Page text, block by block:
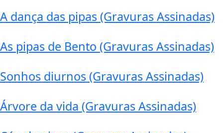
A dança das pipas (Gravuras Assinadas)
As pipas de Bento (Gravuras Assinadas)
Sonhos diurnos (Gravuras Assinadas)
Árvore da vida (Gravuras Assinadas)